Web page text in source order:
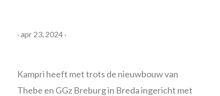
·apr 23, 2024 ·
Kampri heeft met trots de nieuwbouw van
Thebe en GGz Breburg in Breda ingericht met